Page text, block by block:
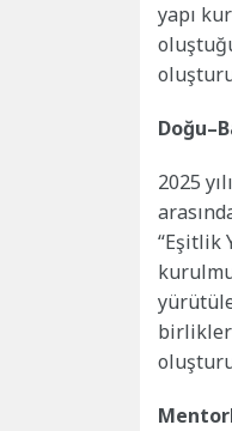
yapı
2025
“Eşitlik
birlikleri